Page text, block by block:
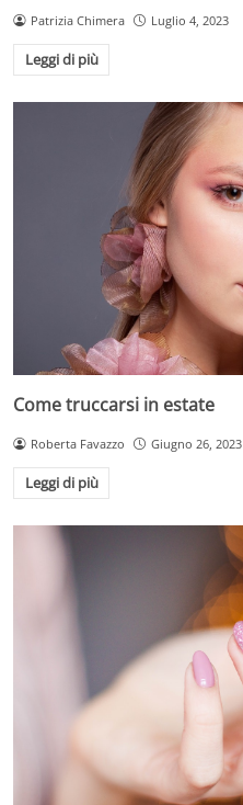
Patrizia Chimera Luglio 4, 2023
Leggi di più
Come truccarsi in estate
Roberta Favazzo Giugno 26, 2023
Leggi di più